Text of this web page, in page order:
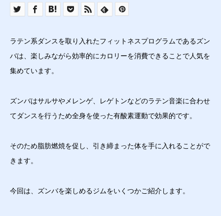
ラテン系ダンスを取り入れたフィットネスプログラムであるズン
バは、楽しみながら効率的にカロリーを消費できることで人気を
集めています。
ズンバはサルサやメレンゲ、レゲトンなどのラテン音楽に合わせ
てダンスを行うため全身を使った有酸素運動で効果的です。
そのため脂肪燃焼を促し、引き締まった体を手に入れることがで
きます。
今回は、ズンバを楽しめるジムをいくつかご紹介します。